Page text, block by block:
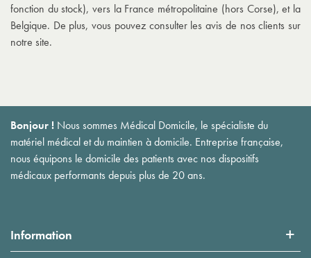
fonction du stock), vers la France métropolitaine (hors Corse), et la
Belgique. De plus, vous pouvez consulter les avis de nos clients sur
notre site.
Bonjour ! Nous sommes Médical Domicile, le spécialiste du
matériel médical et du maintien à domicile. Entreprise française,
nous équipons le domicile des patients avec nos dispositifs
médicaux performants depuis plus de 20 ans.
Information